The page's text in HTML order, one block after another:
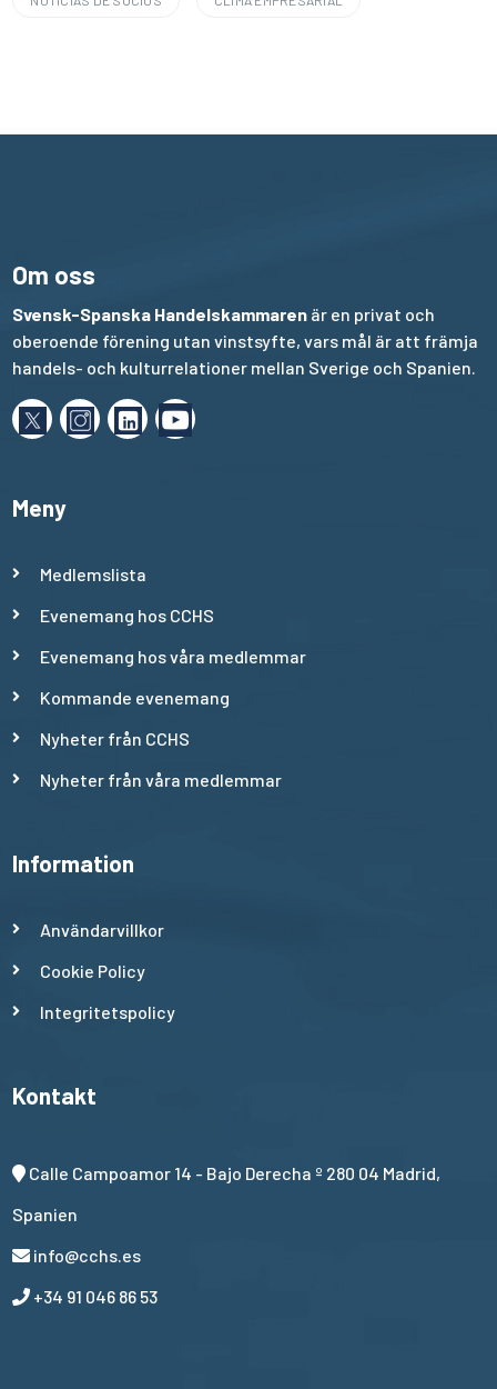
Om oss
Svensk-Spanska Handelskammaren är en privat och
oberoende förening utan vinstsyfte, vars mål är att främja
handels- och kulturrelationer mellan Sverige och Spanien.
Meny
Medlemslista
Evenemang hos CCHS
Evenemang hos våra medlemmar
Kommande evenemang
Nyheter från CCHS
Nyheter från våra medlemmar
Information
Användarvillkor
Cookie Policy
Integritetspolicy
Kontakt
Calle Campoamor 14 - Bajo Derecha º 280 04 Madrid,
Spanien
info@cchs.es
+34 91 046 86 53